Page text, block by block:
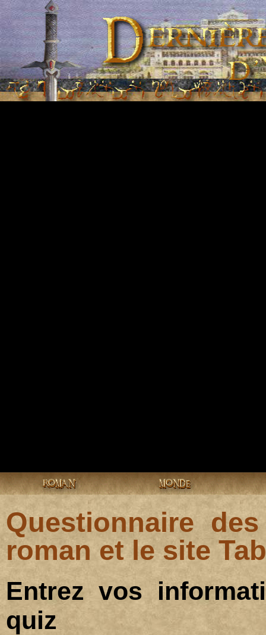
ROMAN MONDE
Questionnaire
roman et le site
Entrez vos
quiz